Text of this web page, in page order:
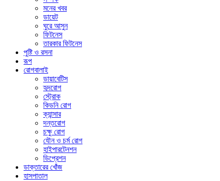
মনের খবর
ডায়েট
ঘুরে আসুন
ফিটনেস
তারকার ফিটনেস
পুষ্টি ও রসনা
রূপ
রোগবালাই
ডায়াবেটিস
হৃদরোগ
স্ট্রোক
কিডনি রোগ
ক্যান্সার
দন্তরোগ
চক্ষু রোগ
যৌন ও চর্ম রোগ
হাইপারটেনশন
ডিপ্রেশন
ডাক্তারের খোঁজ
হাসপাতাল